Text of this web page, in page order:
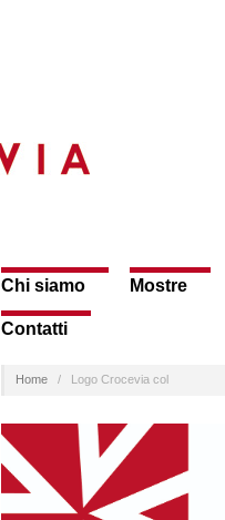
Chi siamo Mostre
Contatti
Home / Logo Crocevia col